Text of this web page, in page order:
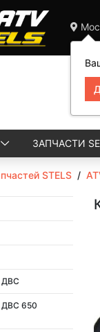
ЗАПЧАСТИ
STELS /
650